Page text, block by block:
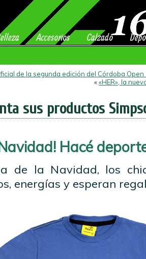
Accesorios Calzado
de la segunda edición del Córdoba Open
««HER», la
sus productos
Hacé
de la Navidad, los
energías y esperan